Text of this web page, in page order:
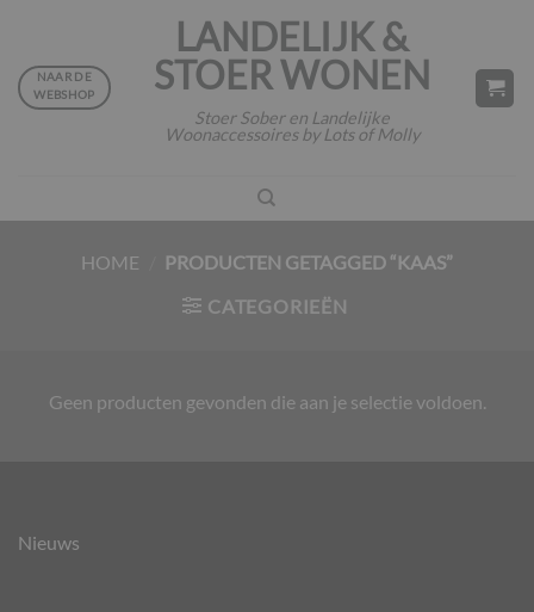
inhoud
LANDELIJK &
STOER WONEN
Stoer Sober en Landelijke
Woonaccessoires by Lots of Molly
NAAR DE
WEBSHOP
HOME
PRODUCTEN GETAGGED “KAAS”
CATEGORIEËN
Geen producten gevonden die aan je selectie voldoen.
Nieuws